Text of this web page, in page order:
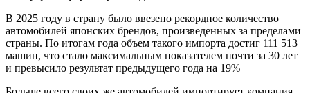
В 2025 году в страну было ввезено рекордное количество
автомобилей японских брендов, произведенных за пределами
страны. По итогам года объем такого импорта достиг 111 513
машин, что стало максимальным показателем почти за 30 лет
и превысило результат предыдущего года на 19%